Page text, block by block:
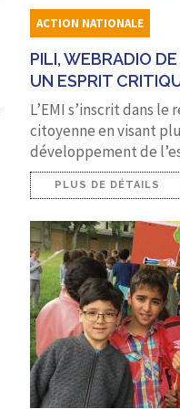
ACTION NATIONALE
PILI, WEBRADIO
UN ESPRIT
L’EMI s’inscrit dans le
citoyenne en visant
développement de
PLUS DE DÉTAILS